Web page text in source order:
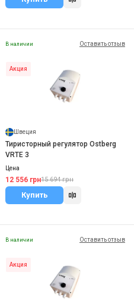
В наличии Оставить отзыв
Акция
Швеция
Тиристорный регулятор Ostberg
VRTE 3
Цена
12 556 грн15 694 грн
Купить
В наличии Оставить отзыв
Акция